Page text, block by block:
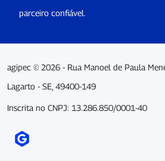
parceiro confiável.
agipec © 2026 - Rua Manoel de Paula
Lagarto - SE, 49400-149
Inscrita no CNPJ: 13.286.850/0001-40